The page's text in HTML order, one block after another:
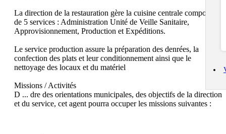
La direction de la restauration gère la cuisine centrale composée
de 5 services : Administration Unité de Veille Sanitaire,
Approvisionnement, Production et Expéditions.
Le service production assure la préparation des denrées, la
confection des plats et leur conditionnement ainsi que le
nettoyage des locaux et du matériel
Missions / Activités
D ... dre des orientations municipales, des objectifs de la direction
et du service, cet agent pourra occuper les missions suivantes :